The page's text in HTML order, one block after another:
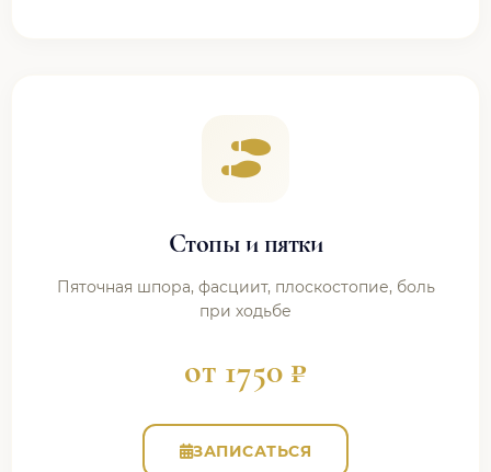
Стопы и пятки
Пяточная шпора, фасциит, плоскостопие, боль
при ходьбе
от 1750 ₽
ЗАПИСАТЬСЯ